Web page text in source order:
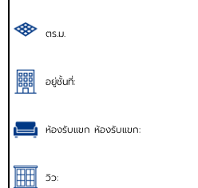
ตร.ม.
อยู่ชั้นที่:
ห้องรับแขก ห้องรับแขก:
วิว: